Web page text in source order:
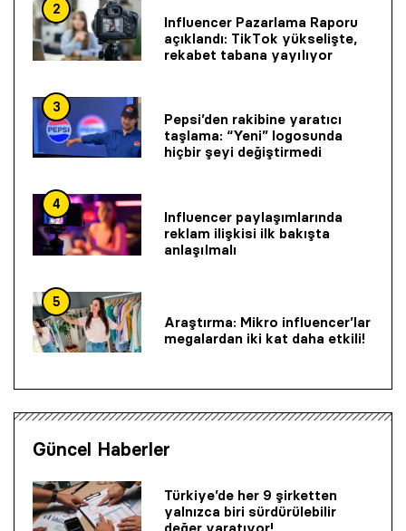
2
Influencer Pazarlama Raporu
açıklandı: TikTok yükselişte,
rekabet tabana yayılıyor
3
Pepsi’den rakibine yaratıcı
taşlama: “Yeni” logosunda
hiçbir şeyi değiştirmedi
4
Influencer paylaşımlarında
reklam ilişkisi ilk bakışta
anlaşılmalı
5
Araştırma: Mikro influencer’lar
megalardan iki kat daha etkili!
Güncel Haberler
Türkiye’de her 9 şirketten
yalnızca biri sürdürülebilir